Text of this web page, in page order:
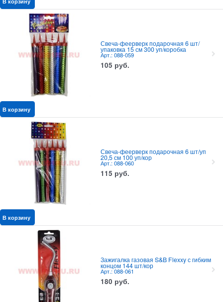
Свеча-феерверк подарочная 6 шт/
упаковка 15 см 300 уп/коробка
Арт.: 088-059
105 руб.
В корзину
Свеча-феерверк подарочная 6 шт/уп
20,5 см 100 уп/кор
Арт.: 088-060
115 руб.
В корзину
Зажигалка газовая S&B Flexxy с гибким
концом 144 шт/кор
Арт.: 088-061
180 руб.